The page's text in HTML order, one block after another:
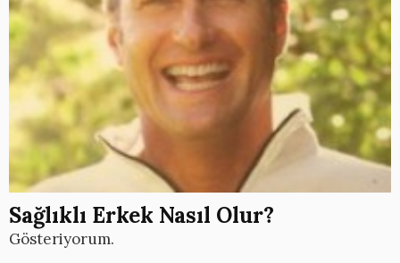
Sağlıklı Erkek Nasıl Olur?
Gösteriyorum.